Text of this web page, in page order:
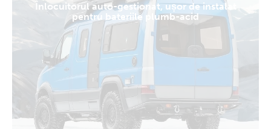
Înlocuitorul auto-gestionat, ușor de instalat
pentru bateriile plumb-acid